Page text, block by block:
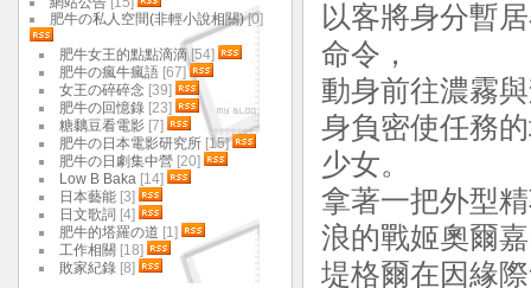
以客將身分暫
命令，
動身前往濃霧
身負密使任務
少女。
拿著一把外型
浪的戰姬奧爾嘉
堤格爾在因緣
肥牛の私人空間(非輕小說相關)[0]
肥牛女王的點點滴滴[54]
肥牛の瘋牛瘋語 [67]
女王の碎碎念 [39]
肥牛の回憶錄 [23]
糖黐豆看電影 [7]
肥牛の日本電影研究所 [15]
肥牛の日劇集中營 [20]
Low B Baka [14]
日本藝能 [3]
日文歌詞 [4]
肥牛的塔羅の道 [1]
工作相關 [18]
敗家紀錄 [8]